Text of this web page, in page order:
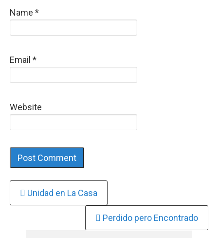
Name *
Email *
Website
Continue
Unidad en La Casa
Perdido pero Encontrado